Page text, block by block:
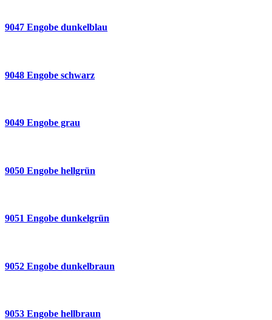
9047 Engobe dunkelblau
9048 Engobe schwarz
9049 Engobe grau
9050 Engobe hellgrün
9051 Engobe dunkelgrün
9052 Engobe dunkelbraun
9053 Engobe hellbraun